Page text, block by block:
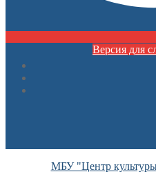
Версия для
МБУ "Центр культуры